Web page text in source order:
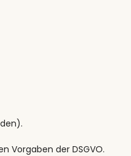
Vorgaben der DSGVO.